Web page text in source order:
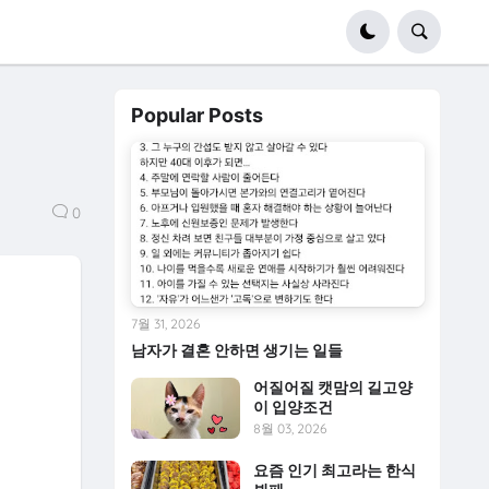
0
Popular Posts
남자가 결혼 안하면 생기는 일들
7월 31, 2026
어질어질 캣맘의 길고양
이 입양조건
8월 03, 2026
요즘 인기 최고라는 한식